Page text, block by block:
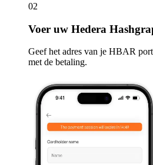
02
Voer uw Hedera
Geef het adres van je HBAR
met de betaling.